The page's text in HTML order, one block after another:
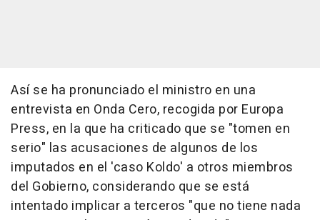
Así se ha pronunciado el ministro en una
entrevista en Onda Cero, recogida por Europa
Press, en la que ha criticado que se "tomen en
serio" las acusaciones de algunos de los
imputados en el 'caso Koldo' a otros miembros
del Gobierno, considerando que se está
intentado implicar a terceros "que no tiene nada